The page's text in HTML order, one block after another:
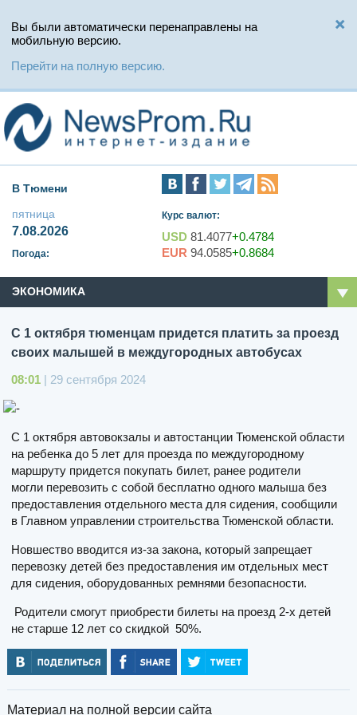
Вы были автоматически перенаправлены на
мобильную версию.
Перейти на полную версию.
В Тюмени
пятница
7.08.2026
Погода:
Курс валют:
USD 81.4077+0.4784
EUR 94.0585+0.8684
ЭКОНОМИКА
С 1 октября тюменцам придется платить за проезд
своих малышей в междугородных автобусах
08:01 | 29 сентября 2024
С 1 октября автовокзалы и автостанции Тюменской области
на ребенка до 5 лет для проезда по междугородному
маршруту придется покупать билет, ранее родители
могли перевозить с собой бесплатно одного малыша без
предоставления отдельного места для сидения, сообщили
в Главном управлении строительства Тюменской области.
Новшество вводится из-за закона, который запрещает
перевозку детей без предоставления им отдельных мест
для сидения, оборудованных ремнями безопасности.
Родители смогут приобрести билеты на проезд 2-х детей
не старше 12 лет со скидкой 50%.
Материал на полной версии сайта